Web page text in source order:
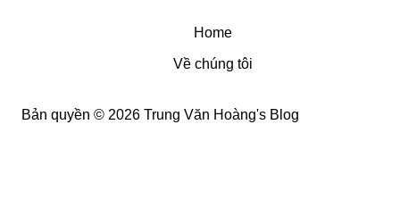
Home
Về chúng tôi
Bản quyền © 2026 Trung Văn Hoàng's Blog